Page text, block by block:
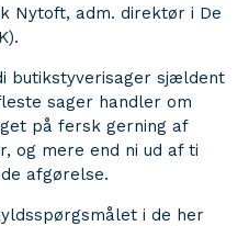
Nytoft, adm. direktør i De
butikstyverisager sjældent
sager handler om
på fersk gerning af
og mere end ni ud af ti
afgørelse.
i de her